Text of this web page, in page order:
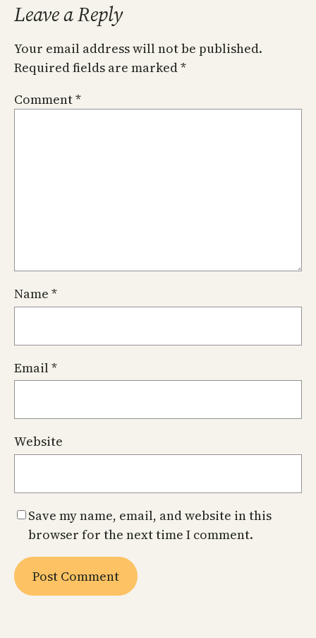
Leave a Reply
Your email address will not be published.
Required fields are marked*
Comment*
Name *
Email*
Website
Save my name, email, and website in this
browser for the next time I comment.